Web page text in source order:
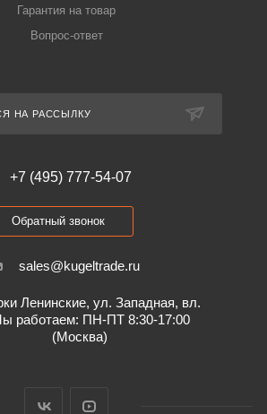
Гарантия на товар
Вопрос-ответ
НА РАССЫЛКУ
+7 (495) 777-54-07
Обратный звонок
sales@kugeltrade.ru
Ленинские, ул. Западная, вл.
работаем: ПН-ПТ 8:30-17:00
(Москва)